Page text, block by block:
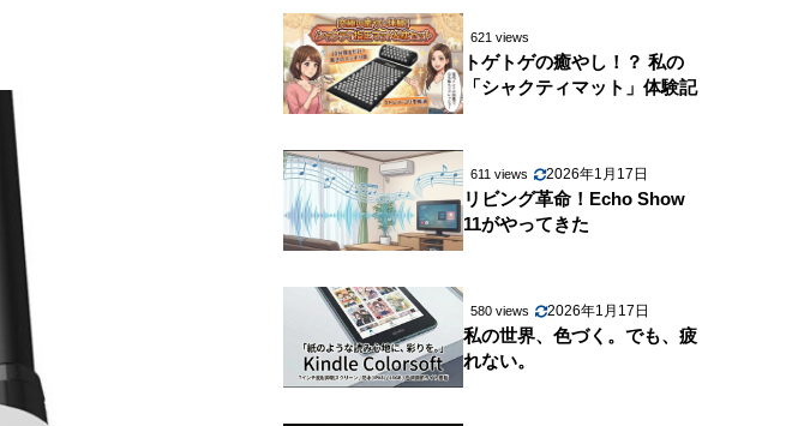
621 views
トゲトゲの癒やし！？ 私の
「シャクティマット」体験記
611 views 2026年1月17日
リビング革命！Echo Show
11がやってきた
580 views 2026年1月17日
私の世界、色づく。でも、疲
れない。